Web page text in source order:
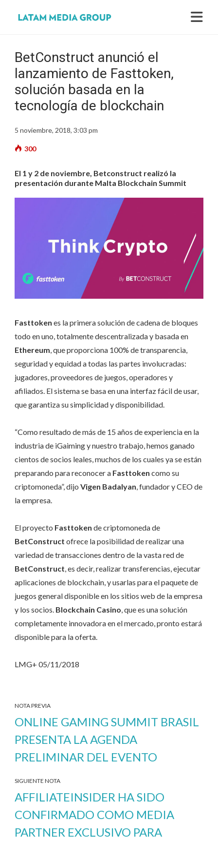
BetConstruct anunció el
lanzamiento de Fasttoken,
solución basada en la
tecnología de blockchain
5 noviembre, 2018, 3:03 pm
300
El 1 y 2 de noviembre, Betconstruct realizó la
presentación durante Malta Blockchain Summit
Fasttoken es la primera solución de cadena de bloques
todo en uno, totalmente descentralizada y basada en
Ethereum, que proporciona 100% de transparencia,
seguridad y equidad a todas las partes involucradas:
jugadores, proveedores de juegos, operadores y
afiliados. El sistema se basa en una interfaz fácil de usar,
que garantiza su simplicidad y disponibilidad.
“Como resultado de más de 15 años de experiencia en la
industria de iGaiming y nuestro trabajo, hemos ganado
cientos de socios leales, muchos de los cuales ya se están
preparando para reconocer a Fasttoken como su
criptomoneda”, dijo Vigen Badalyan, fundador y CEO de
la empresa.
El proyecto Fasttoken de criptomoneda de
BetConstruct ofrece la posibilidad de realizar una
variedad de transacciones dentro de la vasta red de
BetConstruct, es decir, realizar transferencias, ejecutar
aplicaciones de blockchain, y usarlas para el paquete de
juegos general disponible en los sitios web de la empresa
y los socios. Blockchain Casino, que es una solución
completamente innovadora en el mercado, pronto estará
disponible para la oferta.
LMG+ 05/11/2018
NOTA PREVIA
ONLINE GAMING SUMMIT BRASIL
PRESENTA LA AGENDA
PRELIMINAR DEL EVENTO
SIGUIENTE NOTA
AFFILIATEINSIDER HA SIDO
CONFIRMADO COMO MEDIA
PARTNER EXCLUSIVO PARA